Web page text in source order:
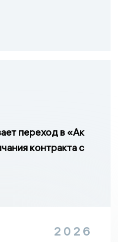
переход в «Ак
контракта с
2026